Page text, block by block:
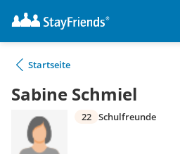
Startseite
Sabine Schmiel
22 Schulfreunde